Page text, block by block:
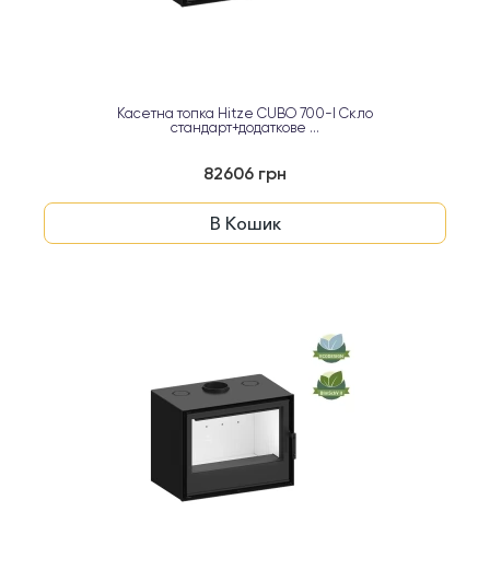
Касетна топка Hitze CUBO 700-I Скло
стандарт+додаткове ...
82606 грн
В Кошик